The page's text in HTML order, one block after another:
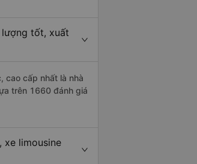
tốt, xuất
cao cấp nhất là nhà
trên 1660 đánh giá
xe limousine